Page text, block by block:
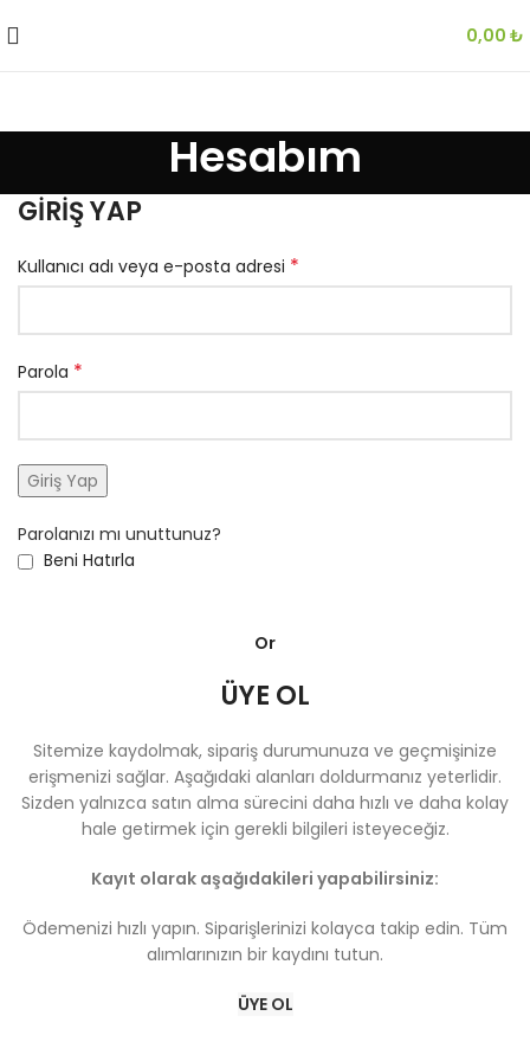
0,00 ₺
Hesabım
GIRIŞ YAP
Kullanıcı adı veya e-posta adresi *
Parola *
Giriş Yap
Parolanızı mı unuttunuz?
Beni Hatırla
Or
ÜYE OL
Sitemize kaydolmak, sipariş durumunuza ve geçmişinize
erişmenizi sağlar. Aşağıdaki alanları doldurmanız yeterlidir.
Sizden yalnızca satın alma sürecini daha hızlı ve daha kolay
hale getirmek için gerekli bilgileri isteyeceğiz.
Kayıt olarak aşağıdakileri yapabilirsiniz:
Ödemenizi hızlı yapın. Siparişlerinizi kolayca takip edin. Tüm
alımlarınızın bir kaydını tutun.
ÜYE OL